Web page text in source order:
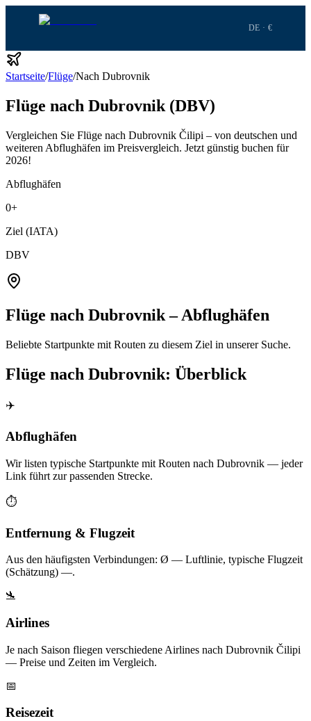
DE · €
Startseite/Flüge/Nach Dubrovnik
Flüge nach Dubrovnik (DBV)
Vergleichen Sie Flüge nach Dubrovnik Čilipi – von deutschen und
weiteren Abflughäfen im Preisvergleich. Jetzt günstig buchen für
2026!
Abflughäfen
0+
Ziel (IATA)
DBV
Flüge nach Dubrovnik – Abflughäfen
Beliebte Startpunkte mit Routen zu diesem Ziel in unserer Suche.
Flüge nach Dubrovnik: Überblick
✈️
Abflughäfen
Wir listen typische Startpunkte mit Routen nach Dubrovnik — jeder
Link führt zur passenden Strecke.
⏱️
Entfernung & Flugzeit
Aus den häufigsten Verbindungen: Ø — Luftlinie, typische Flugzeit
(Schätzung) —.
🛬
Airlines
Je nach Saison fliegen verschiedene Airlines nach Dubrovnik Čilipi
— Preise und Zeiten im Vergleich.
📅
Reisezeit